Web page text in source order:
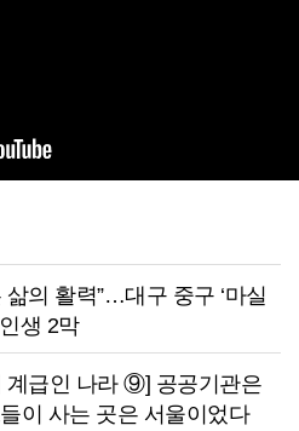
의 활력”…대구 중구 ‘마실
생 2막
계급인 나라 ⑨] 공공기관은
이 사는 곳은 서울이었다